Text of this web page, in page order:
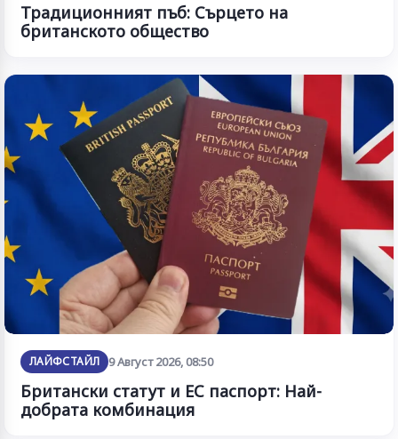
Традиционният пъб: Сърцето на
британското общество
ЛАЙФСТАЙЛ 9 Август 2026, 08:50
Британски статут и ЕС паспорт: Най-
добрата комбинация